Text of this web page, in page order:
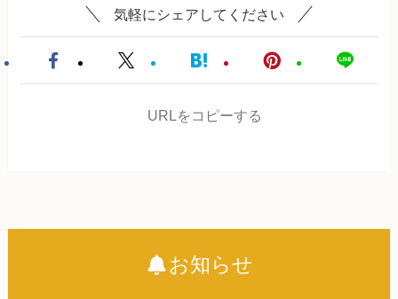
気軽にシェアしてください
URLをコピーする
お知らせ